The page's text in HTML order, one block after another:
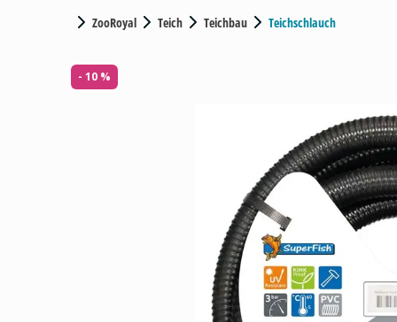
ZooRoyal Teich Teichbau Teichschlauch
- 10 %